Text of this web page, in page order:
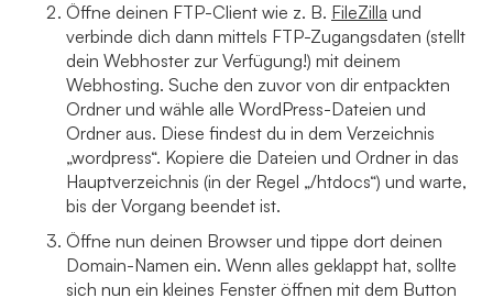
Öffne deinen FTP-Client wie z. B. FileZilla und
verbinde dich dann mittels FTP-Zugangsdaten (stellt
dein Webhoster zur Verfügung!) mit deinem
Webhosting. Suche den zuvor von dir entpackten
Ordner und wähle alle WordPress-Dateien und
Ordner aus. Diese findest du in dem Verzeichnis
„wordpress“. Kopiere die Dateien und Ordner in das
Hauptverzeichnis (in der Regel „/htdocs“) und warte,
bis der Vorgang beendet ist.
Öffne nun deinen Browser und tippe dort deinen
Domain-Namen ein. Wenn alles geklappt hat, sollte
sich nun ein kleines Fenster öffnen mit dem Button